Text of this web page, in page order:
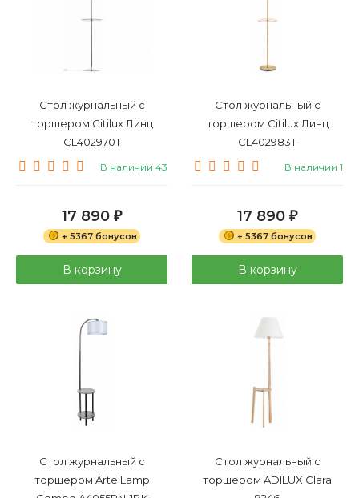
Стол журнальный с
торшером Citilux Линц
CL402970T
В наличии 43
17 890 ₽
+ 5367 бонусов
В корзину
Стол журнальный с
торшером Citilux Линц
CL402983T
В наличии 1
17 890 ₽
+ 5367 бонусов
В корзину
Стол журнальный с
торшером Arte Lamp
Стол журнальный с
торшером ADILUX Clara